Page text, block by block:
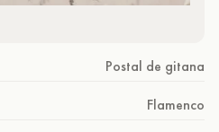
Postal de gitana
Flamenco